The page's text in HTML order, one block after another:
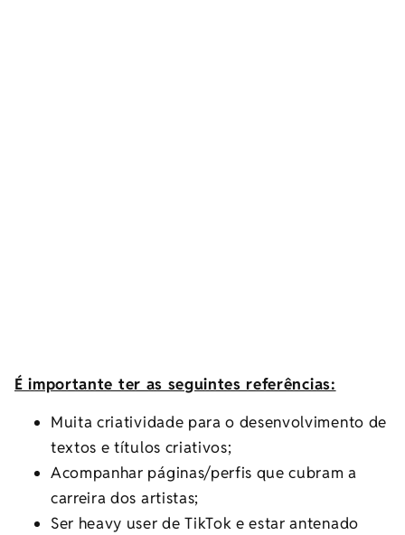
É importante ter as seguintes referências:
Muita criatividade para o desenvolvimento de
textos e títulos criativos;
Acompanhar páginas/perfis que cubram a
carreira dos artistas;
Ser heavy user de TikTok e estar antenado